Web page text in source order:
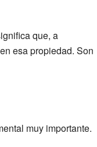
que, a
esa propiedad. Son
muy importante.